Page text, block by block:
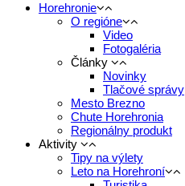
Horehronie
O regióne
Video
Fotogaléria
Články
Novinky
Tlačové správy
Mesto Brezno
Chute Horehronia
Regionálny produkt
Aktivity
Tipy na výlety
Leto na Horehroní